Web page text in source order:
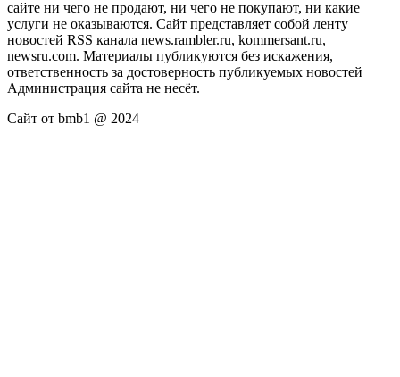
сайте ни чего не продают, ни чего не покупают, ни какие
услуги не оказываются. Сайт представляет собой ленту
новостей RSS канала news.rambler.ru, kommersant.ru,
newsru.com. Материалы публикуются без искажения,
ответственность за достоверность публикуемых новостей
Администрация сайта не несёт.
Сайт от bmb1 @ 2024